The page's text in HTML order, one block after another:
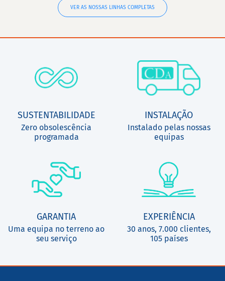
VER AS NOSSAS LINHAS COMPLETAS
SUSTENTABILIDADE
Zero obsolescência
programada
INSTALAÇÃO
Instalado pelas nossas
equipas
GARANTIA
Uma equipa no terreno ao
seu serviço
EXPERIÊNCIA
30 anos, 7.000 clientes,
105 países